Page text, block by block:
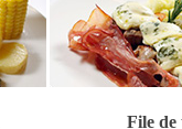
File de